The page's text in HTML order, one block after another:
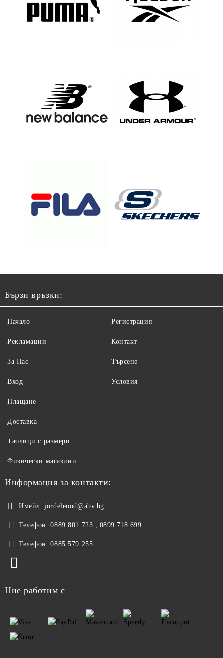
Бързи връзки:
Начало
Рекламации
За Нас
Вход
Регистрация
Контакт
Търсене
Условия
Плащане
Доставка
Таблици с размери
Физически магазини
Информация за контакти:
Имейл: jordeleood@abv.bg
Телефон: 0889 801 723 , 0899 718 699
Телефон: 0885 579 255
Ние работим с